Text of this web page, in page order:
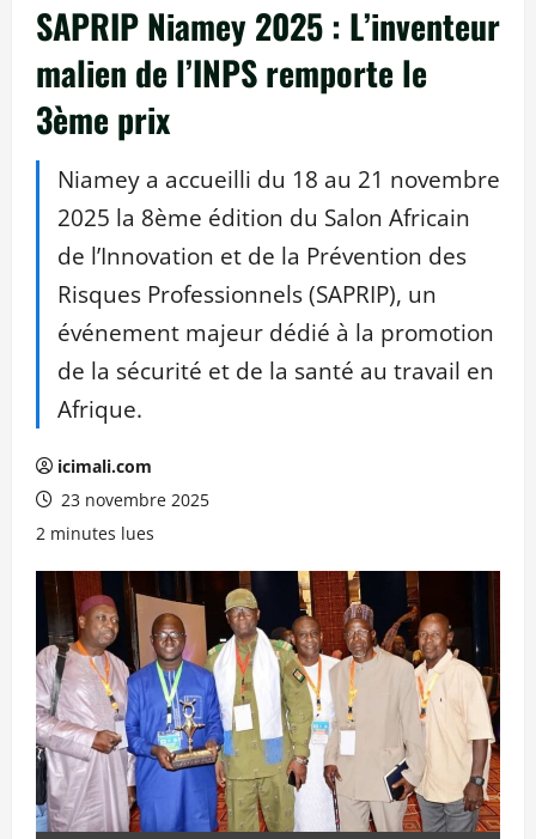
SAPRIP Niamey 2025 : L’inventeur
malien de l’INPS remporte le
3ème prix
Niamey a accueilli du 18 au 21 novembre
2025 la 8ème édition du Salon Africain
de l’Innovation et de la Prévention des
Risques Professionnels (SAPRIP), un
événement majeur dédié à la promotion
de la sécurité et de la santé au travail en
Afrique.
icimali.com
23 novembre 2025
2 minutes lues